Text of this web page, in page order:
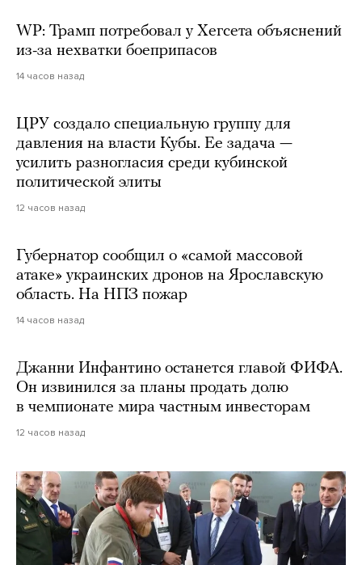
WP: Трамп потребовал у Хегсета объяснений
из-за нехватки боеприпасов
14 часов назад
ЦРУ создало специальную группу для
давления на власти Кубы. Ее задача —
усилить разногласия среди кубинской
политической элиты
12 часов назад
Губернатор сообщил о «самой массовой
атаке» украинских дронов на Ярославскую
область. На НПЗ пожар
14 часов назад
Джанни Инфантино останется главой ФИФА.
Он извинился за планы продать долю
в чемпионате мира частным инвесторам
12 часов назад